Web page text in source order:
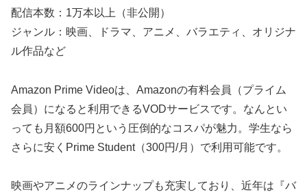
配信本数：1万本以上（非公開）
ジャンル：映画、ドラマ、アニメ、バラエティ、オリジナ
ル作品など
Amazon Prime Videoは、Amazonの有料会員（プライム
会員）になると利用できるVODサービスです。なんとい
っても月額600円という圧倒的なコスパが魅力。学生なら
さらに安くPrime Student（300円/月）で利用可能です。
映画やアニメのラインナップも充実しており、近年は『バ